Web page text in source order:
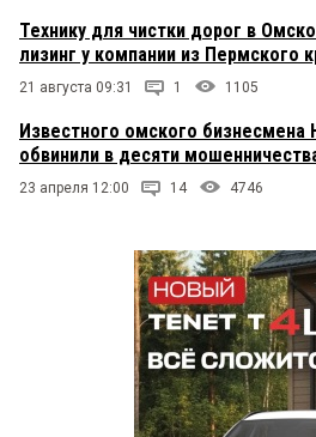
Технику для чистки дорог в
лизинг у компании из Пермского
21 августа 09:31 1 1105
Известного омского
обвинили в десяти
23 апреля 12:00 14 4746